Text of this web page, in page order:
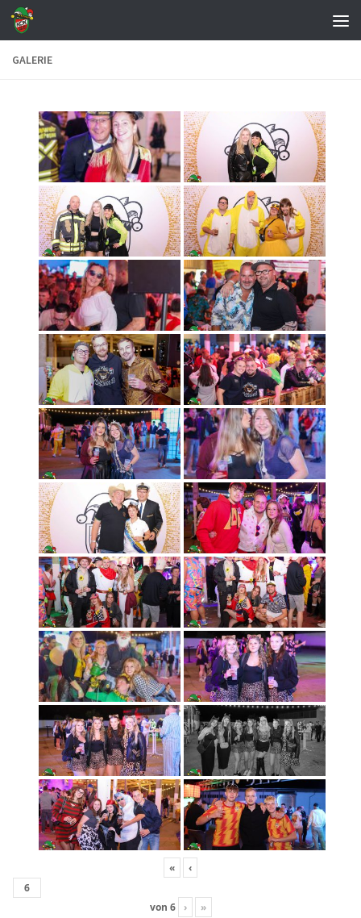
Zum Inhalt springen
GALERIE
« ‹
von 6 › »